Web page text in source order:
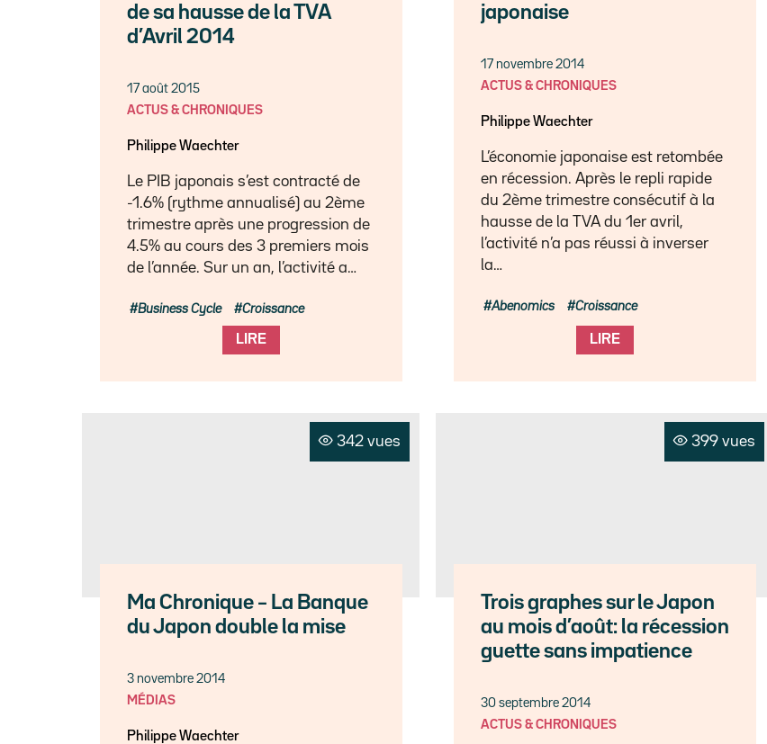
de sa hausse de la TVA
d’Avril 2014
17 août 2015
ACTUS & CHRONIQUES
Philippe Waechter
Le PIB japonais s’est contracté de
-1.6% (rythme annualisé) au 2ème
trimestre après une progression de
4.5% au cours des 3 premiers mois
de l’année. Sur un an, l’activité a…
LIRE
Business Cycle Croissance
japonaise
17 novembre 2014
ACTUS & CHRONIQUES
Philippe Waechter
L’économie japonaise est retombée
en récession. Après le repli rapide
du 2ème trimestre consécutif à la
hausse de la TVA du 1er avril,
l’activité n’a pas réussi à inverser
la…
LIRE
Abenomics Croissance
342 vues
Ma Chronique – La Banque
du Japon double la mise
3 novembre 2014
MÉDIAS
Philippe Waechter
399 vues
Trois graphes sur le Japon
au mois d’août: la récession
guette sans impatience
30 septembre 2014
ACTUS & CHRONIQUES